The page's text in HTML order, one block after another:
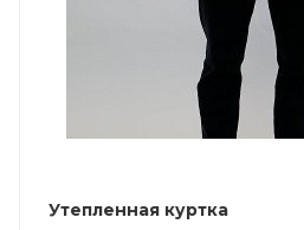
Утепленная куртка